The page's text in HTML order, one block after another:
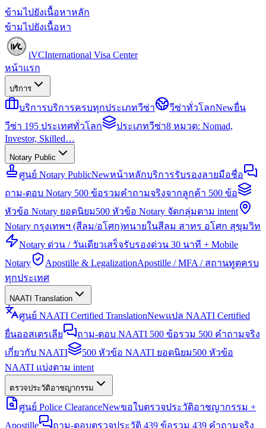
ข้ามไปยังเนื้อหาหลัก
ข้ามไปยังเนื้อหา
iVCInternational Visa Center
หน้าแรก
บริการ
บริการบริการครบทุกประเภทวีซ่า วีซ่าทั่วโลกNewยื่น
วีซ่า 195 ประเทศทั่วโลก
ประเภทวีซ่า8 หมวด: Nomad,
Investor, Skilled…
Notary Public
ศูนย์ Notary PublicNewหน้าหลักบริการรับรองลายมือชื่อ
ถาม-ตอบ Notary 500 ข้อรวมคำถามจริงจากลูกค้า 500 ข้อ
หัวข้อ Notary ยอดนิยม500 หัวข้อ Notary จัดกลุ่มตาม intent
Notary กรุงเทพฯ (สีลม/อโศก)ทนายในสีลม สาทร อโศก สุขุมวิท
Notary ด่วน / วันเดียวเสร็จรับรองด่วน 30 นาที + Mobile
Notary
Apostille & LegalizationApostille / MFA / สถานทูตครบ
ทุกประเทศ
NAATI Translation
ศูนย์ NAATI Certified TranslationNewแปล NAATI Certified
ยื่นออสเตรเลีย
ถาม-ตอบ NAATI 500 ข้อรวม 500 คำถามจริง
เกี่ยวกับ NAATI
500 หัวข้อ NAATI ยอดนิยม500 หัวข้อ
NAATI แบ่งตาม intent
ตรวจประวัติอาชญากรรม
ศูนย์ Police ClearanceNewขอใบตรวจประวัติอาชญากรรม +
Apostille
ถาม-ตอบตรวจประวัติ 439 ข้อรวม 439 คำถามจริง